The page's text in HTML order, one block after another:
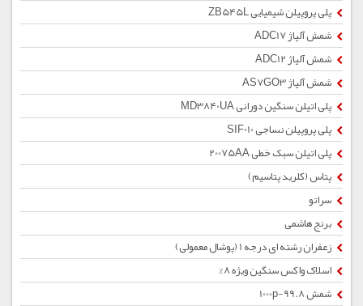
پلی پروپیلن شیمیایی ZB545L
شمش آلیاژ ADC17
شمش آلیاژ ADC12
شمش آلیاژ AS7GO3
پلی اتیلن سنگین دورانی MD3840UA
پلی پروپیلن نساجی SIF010
پلی اتیلن سبک خطی 20075AA
پتاس (کلرید پتاسیم)
سراتو
برنج هاشمی
زعفران رشته ای درجه 1 (پوشال معمولی)
اسلاک واکس سنگین ویژه 8%
شمش 1000p-99.8